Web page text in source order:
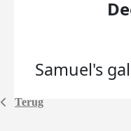
Terug
Samuel's